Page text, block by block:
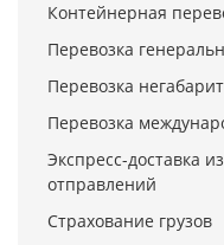
Контейнерная
Перевозка
Перевозка
Перевозка
Экспресс-доставка
отправлений
Страхование грузов